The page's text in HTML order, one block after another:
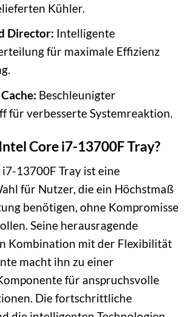
Kühler.
Director: Intelligente
für maximale Effizienz
Beschleunigter
für verbesserte Systemreaktion.
Core i7-13700F Tray?
13700F Tray ist eine
für Nutzer, die ein Höchstmaß
benötigen, ohne Kompromisse
Seine herausragende
Kombination mit der Flexibilität
macht ihn zu einer
für anspruchsvolle
Die fortschrittliche